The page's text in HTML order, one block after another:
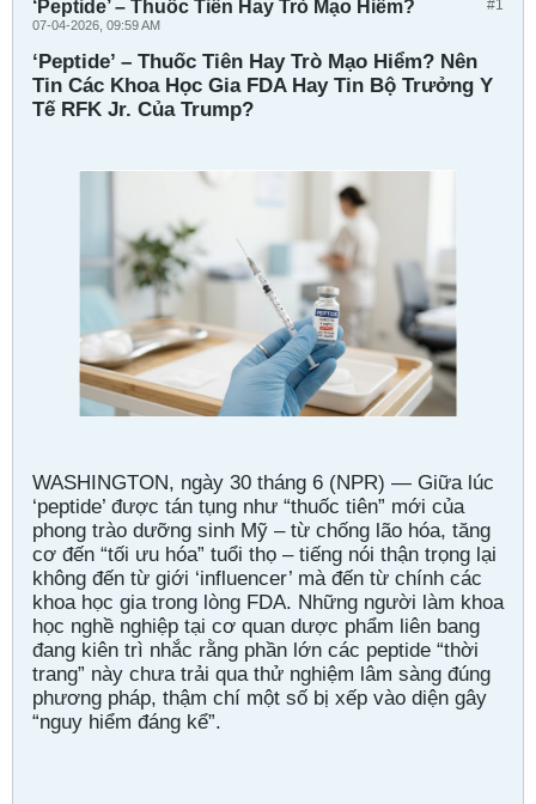
#1
‘Peptide’ – Thuốc Tiên Hay Trò Mạo Hiểm?
07-04-2026, 09:59 AM
‘Peptide’ – Thuốc Tiên Hay Trò Mạo Hiểm? Nên
Tin Các Khoa Học Gia FDA Hay Tin Bộ Trưởng Y
Tế RFK Jr. Của Trump?
WASHINGTON, ngày 30 tháng 6 (NPR) — Giữa lúc
‘peptide’ được tán tụng như “thuốc tiên” mới của
phong trào dưỡng sinh Mỹ – từ chống lão hóa, tăng
cơ đến “tối ưu hóa” tuổi thọ – tiếng nói thận trọng lại
không đến từ giới ‘influencer’ mà đến từ chính các
khoa học gia trong lòng FDA. Những người làm khoa
học nghề nghiệp tại cơ quan dược phẩm liên bang
đang kiên trì nhắc rằng phần lớn các peptide “thời
trang” này chưa trải qua thử nghiệm lâm sàng đúng
phương pháp, thậm chí một số bị xếp vào diện gây
“nguy hiểm đáng kể”.